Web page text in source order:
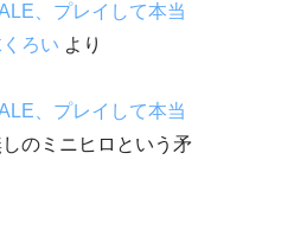
、プレイして本当
ろい より
、プレイして本当
のミニヒロという矛